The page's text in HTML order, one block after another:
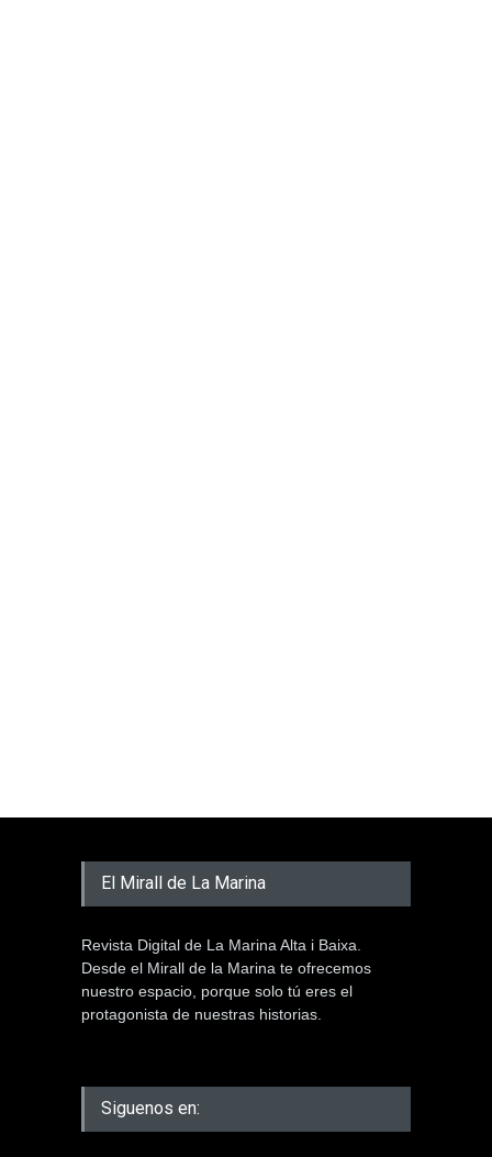
El Mirall de La Marina
Revista Digital de La Marina Alta i Baixa.
Desde el Mirall de la Marina te ofrecemos
nuestro espacio, porque solo tú eres el
protagonista de nuestras historias.
Siguenos en: